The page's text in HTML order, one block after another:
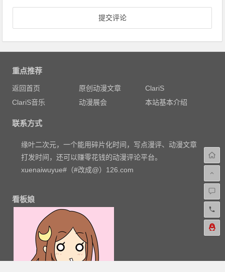
重点推荐
返回首页 原创动漫文章
ClariS
ClariS音乐
动漫展会 本站基本介绍
联系方式
缘叶二次元，一个能用碎片化时间，写点漫评、动漫文章
打发时间，还可以赚零花钱的动漫评论平台。
xuenaiwuyue#（#改成@）126.com
看板娘